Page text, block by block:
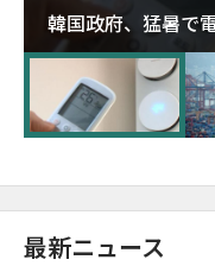
韓国政府、猛暑で
に需給対応体制を
最新ニュース